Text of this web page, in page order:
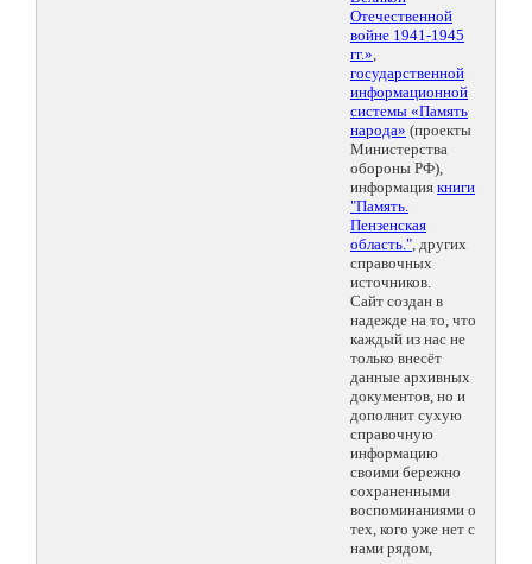
Отечественной
войне 1941-1945
гг.»,
государственной
информационной
системы «Память
народа» (проекты
Министерства
обороны РФ),
информация книги
"Память.
Пензенская
область.", других
справочных
источников.
Сайт создан в
надежде на то, что
каждый из нас не
только внесёт
данные архивных
документов, но и
дополнит сухую
справочную
информацию
своими бережно
сохраненными
воспоминаниями о
тех, кого уже нет с
нами рядом,